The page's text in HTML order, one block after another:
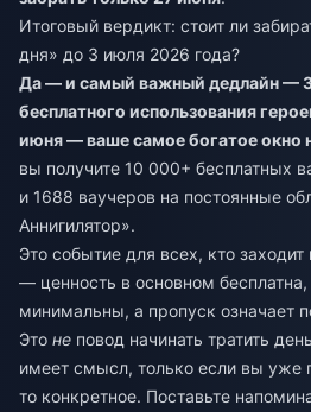
Итоговый вердикт: стоит ли
дня» до 3 июля 2026 года?
Да — и самый важный дедлайн —
бесплатного использования
июня — ваше самое богатое окно
вы получите 10 000+ бесплатных
и 1688 ваучеров на постоянные
Аннигилятор».
Это событие для всех, кто
— ценность в основном
минимальны, а пропуск означает
Это не повод начинать тратить
имеет смысл, только если вы уже
то конкретное. Поставьте